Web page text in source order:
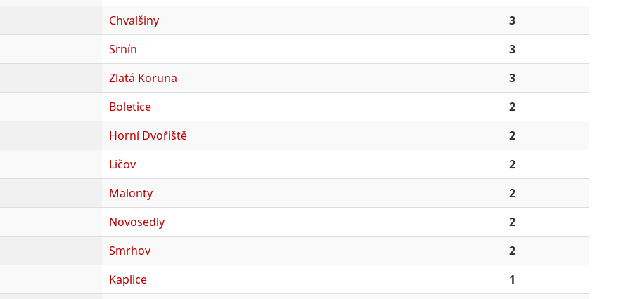
Chvalšiny
3
Srnín
3
Zlatá Koruna
3
Boletice
2
Horní Dvořiště
2
Ličov
2
Malonty
2
Novosedly
2
Smrhov
2
Kaplice
1